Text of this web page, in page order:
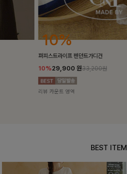
25%
밴스트라이프 스트링원피스
25%35,100 원46,800원
리뷰 카운트 영역
BEST ITEM